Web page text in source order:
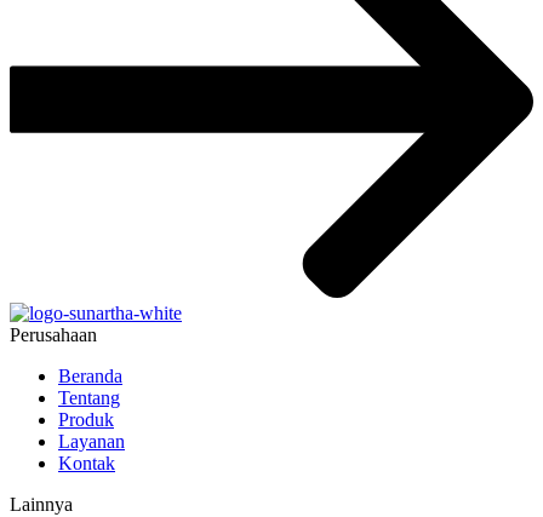
Perusahaan
Beranda
Tentang
Produk
Layanan
Kontak
Lainnya